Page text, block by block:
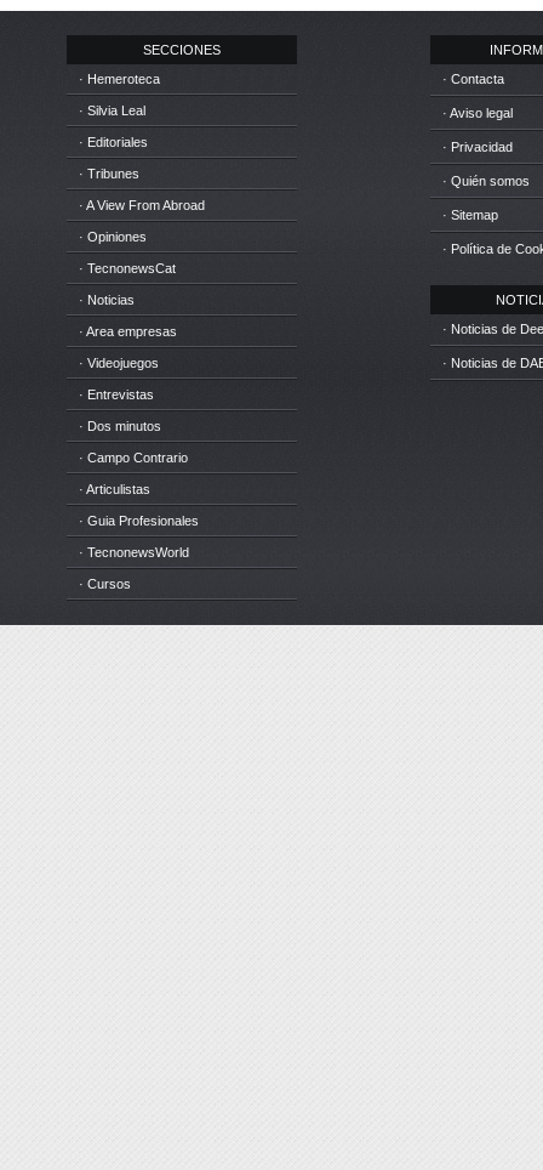
SECCIONES
· Hemeroteca
· Silvia Leal
· Editoriales
· Tribunes
· A View From Abroad
· Opiniones
· TecnonewsCat
· Noticias
· Area empresas
· Videojuegos
· Entrevistas
· Dos minutos
· Campo Contrario
· Articulistas
· Guia Profesionales
· TecnonewsWorld
· Cursos
· Contacta
· Aviso legal
· Privacidad
· Quién somos
· Sitemap
· Política de
· Noticias de
· Noticias de